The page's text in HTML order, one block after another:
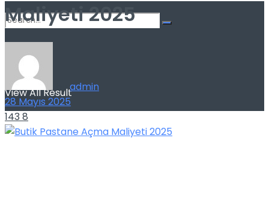
No Result
View All Result
Maliyeti 2025
byadmin
28 Mayıs 2025
143 8